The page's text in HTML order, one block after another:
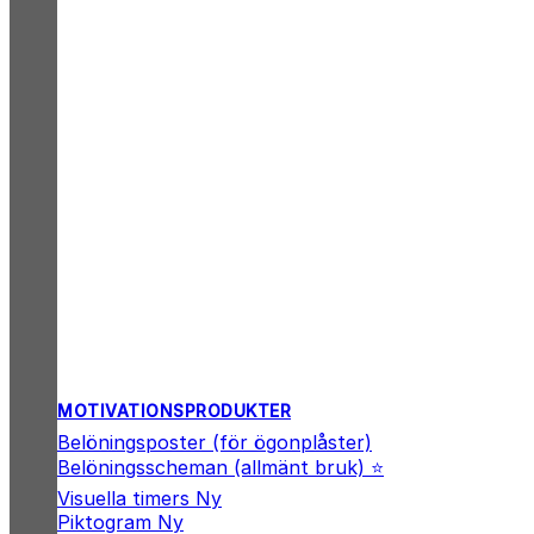
MOTIVATIONSPRODUKTER
Belöningsposter (för ögonplåster)
Belöningsscheman (allmänt bruk) ⭐
Visuella timers
Piktogram